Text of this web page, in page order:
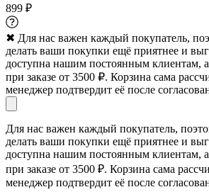
899 ₽
✖ Для нас важен каждый покупатель,
делать ваши покупки ещё приятнее и
доступна нашим постоянным клиентам,
при заказе от 3500 ₽. Корзина сама
менеджер подтвердит её после
Для нас важен каждый покупатель,
делать ваши покупки ещё приятнее и
доступна нашим постоянным клиентам,
при заказе от 3500 ₽. Корзина сама
менеджер подтвердит её после